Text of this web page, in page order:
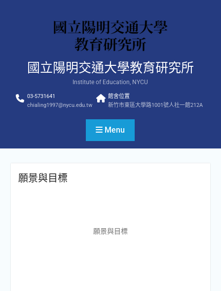
國立陽明交通大學教育研究所
Institute of Education, NYCU
03-5731641
chialing1997@nycu.edu.tw
館舍位置
新竹市東區大學路1001號人社一館212A
Menu
願景與目標
願景與目標